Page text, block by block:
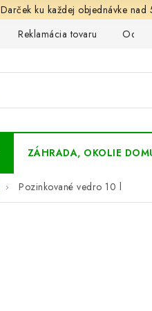
Darček ku každej objednávke
Reklamácia tovaru
ZÁHRADA, OKOLIE
Pozinkované vedro 10 l